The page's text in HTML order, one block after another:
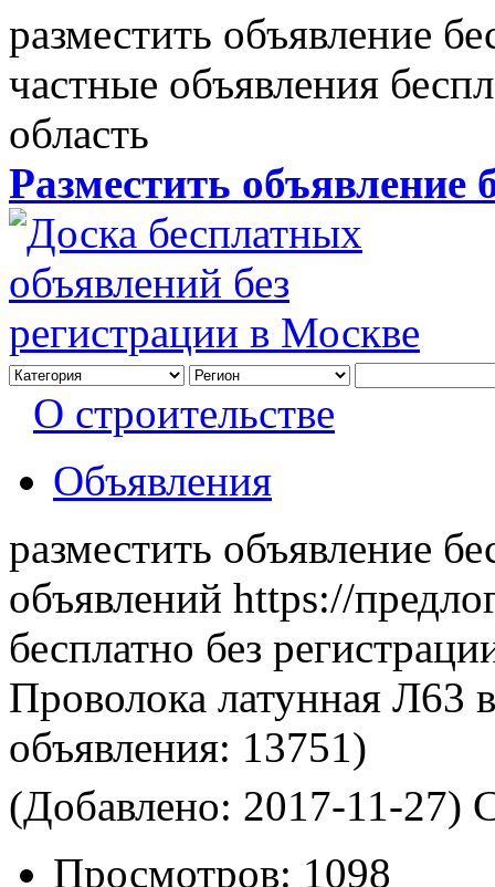
разместить объявление
частные объявления
область
Разместить объявление
О строительстве
Объявления
разместить объявление
объявлений https://
бесплатно без
Проволока латунная Л63
объявления: 13751)
(Добавлено: 2017-11-27)
Просмотров: 1098